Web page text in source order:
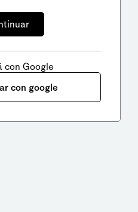
con Google
con google